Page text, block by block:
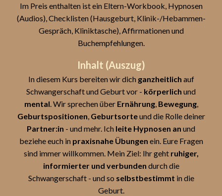
Im Preis enthalten ist ein Eltern-Workbook, Hypnosen
(Audios), Checklisten (Hausgeburt, Klinik-/Hebammen-
Gespräch, Kliniktasche), Affirmationen und
Buchempfehlungen.
Inhalt (Auszug)
In diesem Kurs bereiten wir dich ganzheitlich auf
Schwangerschaft und Geburt vor - körperlich und
mental. Wir sprechen über Ernährung, Bewegung,
Geburtspositionen, Geburtsorteund die Rolle deiner
Partner:in - und mehr. Ich leite Hypnosen an und
beziehe euch in praxisnahe Übungen ein. Eure Fragen
sind immer willkommen. Mein Ziel: Ihr geht ruhiger,
informierter und verbunden durch die
Schwangerschaft - und so selbstbestimmt in die
Geburt.